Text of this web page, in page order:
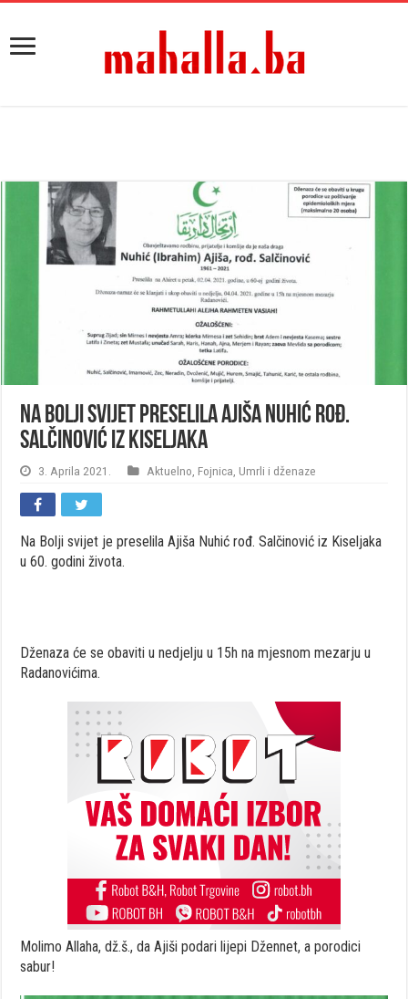
Na Bolji svijet preselila Ajiša Nuhić rođ.
Salčinović iz Kiseljaka
3. Aprila 2021. Aktuelno Fojnica Umrli i dženaze
Na Bolji svijet je preselila Ajiša Nuhić rođ. Salčinović iz Kiseljaka
u 60. godini života.
Dženaza će se obaviti u nedjelju u 15h na mjesnom mezarju u
Radanovićima.
Molimo Allaha, dž.š., da Ajiši podari lijepi Džennet, a porodici
sabur!